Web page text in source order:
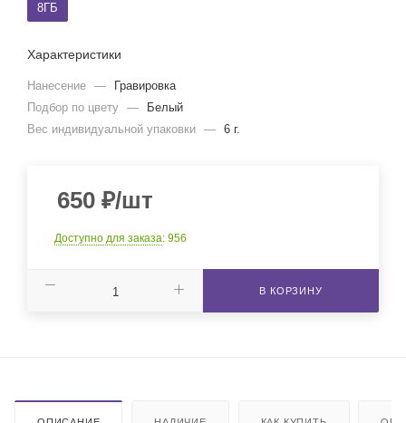
8ГБ
Характеристики
Нанесение —
Гравировка
Подбор по цвету —
Белый
Вес индивидуальной упаковки — 6 г.
650 ₽/шт
Доступно для заказа: 956
В КОРЗИНУ